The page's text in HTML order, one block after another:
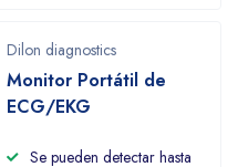
Dilon diagnostics
Monitor Portátil de
ECG/EKG
Se pueden detectar hasta